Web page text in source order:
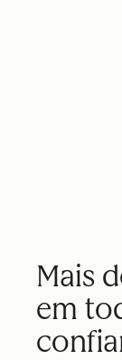
Mais
em